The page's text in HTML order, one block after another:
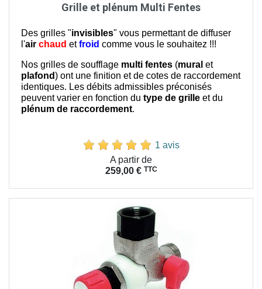
Grille et plénum Multi Fentes
Des grilles "invisibles" vous permettant de diffuser
l'air chaud etfroid comme vous le souhaitez !!!
Nos grilles de soufflage multi fentes (mural et
plafond) ont une finition et de cotes de raccordement
identiques. Les débits admissibles préconisés
peuvent varier en fonction du type de grille et du
plénum de raccordement.
1 avis
A partir de
259,00 € TTC